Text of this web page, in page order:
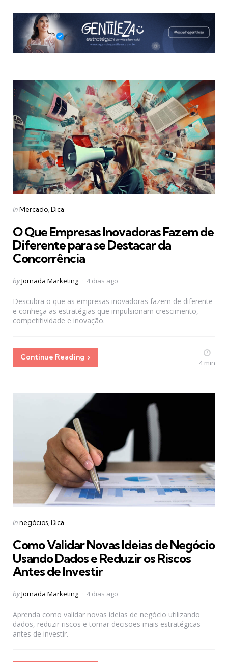
Categories
Posted
inMercado Dica
O Que Empresas Inovadoras Fazem de
Diferente para se Destacar da
Concorrência
Posted
byJornada Marketing 4 dias ago
Descubra o que as empresas inovadoras fazem de diferente
e conheça as estratégias que impulsionam crescimento,
competitividade e inovação.
Continue Reading
4 min
Categories
Posted
innegócios Dica
Como Validar Novas Ideias de Negócio
Usando Dados e Reduzir os Riscos
Antes de Investir
Posted
byJornada Marketing 4 dias ago
Aprenda como validar novas ideias de negócio utilizando
dados, reduzir riscos e tomar decisões mais estratégicas
antes de investir.